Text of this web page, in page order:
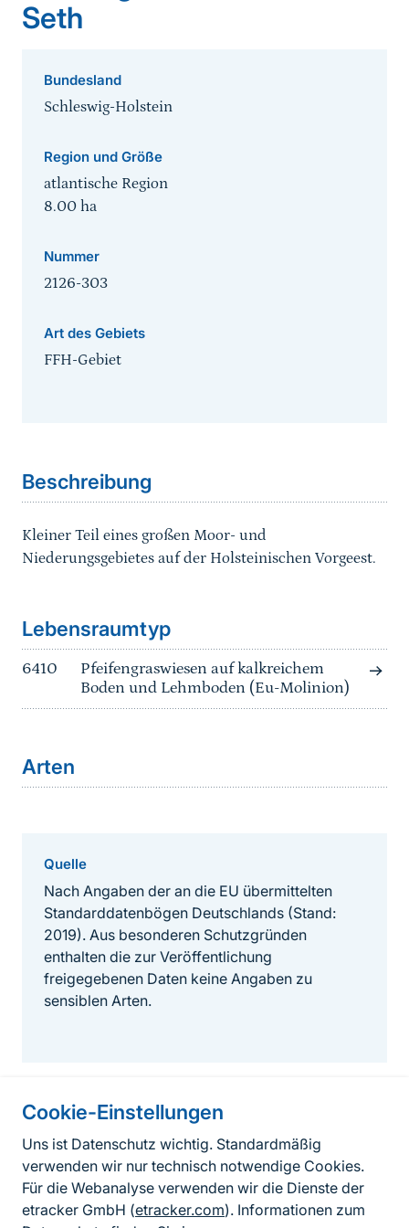
Cookie-Einstellungen
Uns ist Datenschutz wichtig. Standardmäßig
verwenden wir nur technisch notwendige Cookies.
Für die Webanalyse verwenden wir die Dienste der
etracker GmbH (etracker.com). Informationen zum
Seth
Bundesland
Schleswig-Holstein
Region und Größe
atlantische Region
8.00 ha
Nummer
2126-303
Art des Gebiets
FFH-Gebiet
Beschreibung
Kleiner Teil eines großen Moor- und
Niederungsgebietes auf der Holsteinischen Vorgeest.
Lebensraumtyp
6410
Pfeifengraswiesen auf kalkreichem
Boden und Lehmboden (Eu-Molinion)
Arten
Quelle
Nach Angaben der an die EU übermittelten
Standarddatenbögen Deutschlands (Stand:
2019). Aus besonderen Schutzgründen
enthalten die zur Veröffentlichung
freigegebenen Daten keine Angaben zu
sensiblen Arten.
Informationen zur Seite
FußzeileKontakt zum BfN
Kontaktformular